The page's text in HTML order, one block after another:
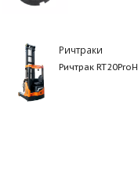
Ричтраки
Ричтрак RT20ProH